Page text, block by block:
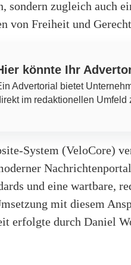
sondern zugleich auch
von Freiheit und
könnte Ihr
Advertorial bietet
im redaktionellen Umfeld
System (VeloCore)
und eine wartbare,
mit diesem
erfolgte durch Daniel